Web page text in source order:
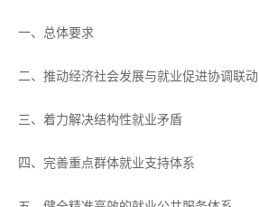
一、总体要求
二、推动经济社会发展与就业促进协调联动
三、着力解决结构性就业矛盾
四、完善重点群体就业支持体系